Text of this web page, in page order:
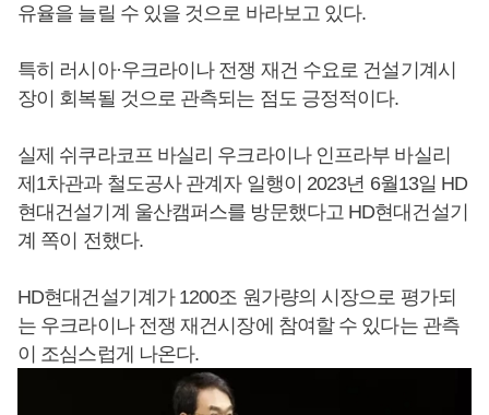
유율을 늘릴 수 있을 것으로 바라보고 있다.
특히 러시아·우크라이나 전쟁 재건 수요로 건설기계시
장이 회복될 것으로 관측되는 점도 긍정적이다.
실제 쉬쿠라코프 바실리 우크라이나 인프라부 바실리
제1차관과 철도공사 관계자 일행이 2023년 6월13일 HD
현대건설기계 울산캠퍼스를 방문했다고 HD현대건설기
계 쪽이 전했다.
HD현대건설기계가 1200조 원가량의 시장으로 평가되
는 우크라이나 전쟁 재건시장에 참여할 수 있다는 관측
이 조심스럽게 나온다.